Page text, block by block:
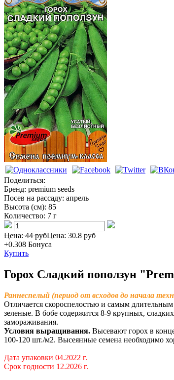
Поделиться:
Бренд: premium seeds
Посев на рассаду: апрель
Высота (см): 85
Количество: 7 г
Цена: 44 рубЦена: 30.8 руб
+0.308 Бонуса
Купить
Горох Сладкий поползун
Раннеспелый (период от всходов до начала
Отличается скороспелостью и самым
зеленые. В бобе содержится 8-9 крупных,
замораживания.
Условия выращивания. Высевают горох в
100-120 шт./м2. Высеянные семена необходимо
Дата упаковки 04.2022 г.
Срок годности 12.2026 г.